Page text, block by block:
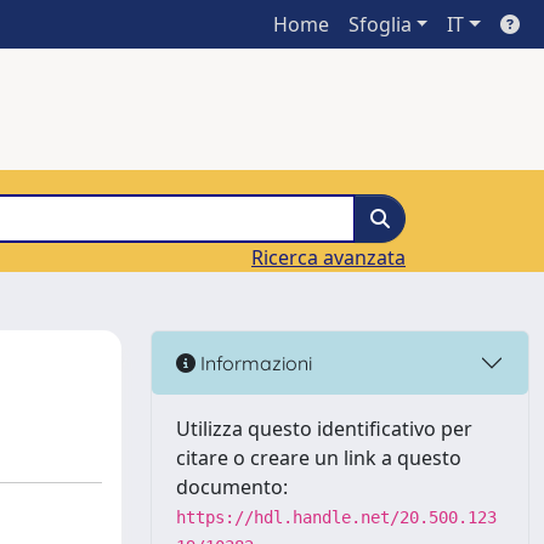
Home Sfoglia IT
Ricerca avanzata
Informazioni
Utilizza questo identificativo per
citare o creare un link a questo
documento:
https://hdl.handle.net/20.500.123